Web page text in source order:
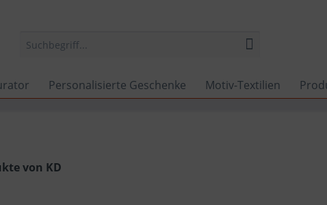
Personalisierte Geschenke Motiv-Textilien
von KD